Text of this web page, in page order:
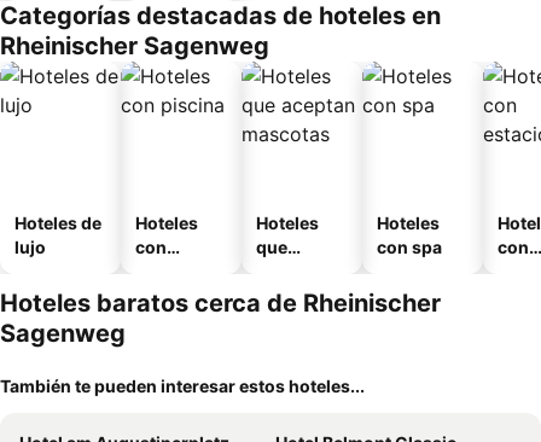
Categorías destacadas de hoteles en
Rheinischer Sagenweg
Hoteles de
lujo
Hoteles
con
Hoteles
que
mascotas
Hoteles
con spa
con
Hoteles baratos cerca de Rheinischer
Sagenweg
También te pueden interesar estos hoteles...